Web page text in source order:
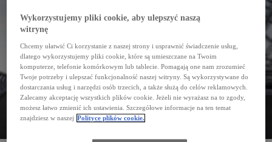
Wykorzystujemy pliki cookie, aby ulepszyć naszą
witrynę
Chcemy ułatwić Ci korzystanie z naszej strony i usprawnić świadczenie usług,
dlatego wykorzystujemy pliki cookie, które są umieszczane na Twoim
komputerze, telefonie komórkowym lub tablecie. Pomagają one nam zrozumieć
Twoje potrzeby i ulepszać funkcjonalność naszej witryny. Są wykorzystywane do
dostarczania usług i narzędzi osób trzecich, a także służą do celów reklamowych.
Zalecamy akceptację wszystkich plików cookie. Jeżeli nie wyrażasz na to zgody,
możesz łatwo zmienić ich ustawienia. Szczegółowe informacje na ten temat
znajdziesz w naszej Polityce plików cookie.